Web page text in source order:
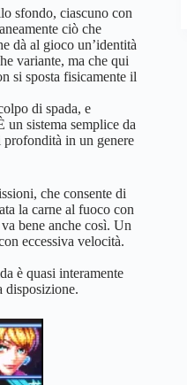
sfondo, ciascuno con
ciò che
dà al gioco un’identità
variante, ma che qui
si sposta fisicamente il
di spada, e
un sistema semplice da
profondità in un genere
che consente di
la carne al fuoco con
bene anche così. Un
eccessiva velocità.
è quasi interamente
disposizione.